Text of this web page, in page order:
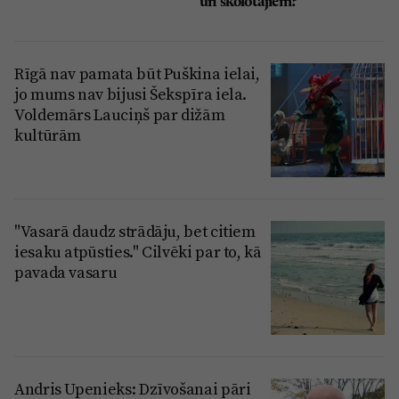
Rīgā nav pamata būt Puškina ielai,
jo mums nav bijusi Šekspīra iela.
Voldemārs Lauciņš par dižām
kultūrām
"Vasarā daudz strādāju, bet citiem
iesaku atpūsties." Cilvēki par to, kā
pavada vasaru
Andris Upenieks: Dzīvošanai pāri